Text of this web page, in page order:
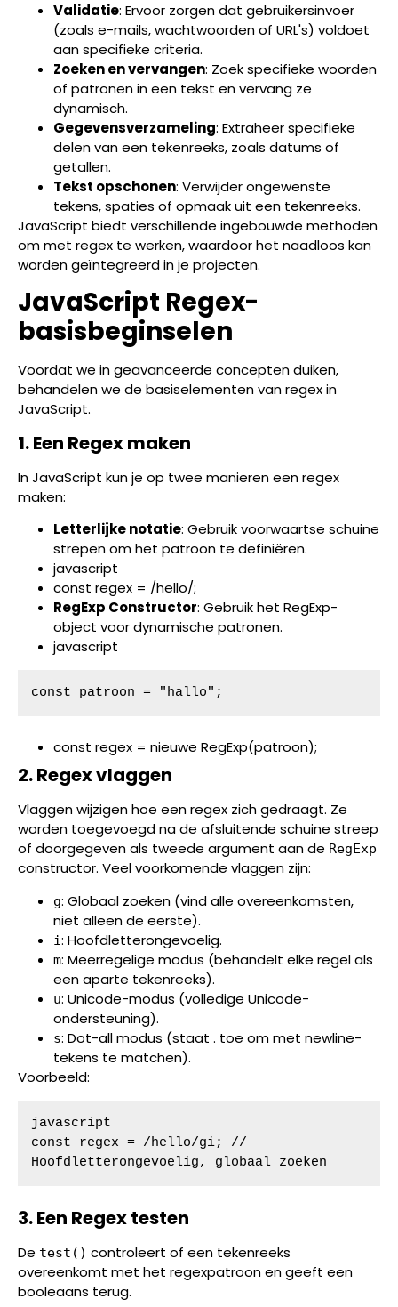
Validatie: Ervoor zorgen dat gebruikersinvoer
(zoals e-mails, wachtwoorden of URL's) voldoet
aan specifieke criteria.
Zoeken en vervangen: Zoek specifieke woorden
of patronen in een tekst en vervang ze
dynamisch.
Gegevensverzameling: Extraheer specifieke
delen van een tekenreeks, zoals datums of
getallen.
Tekst opschonen: Verwijder ongewenste
tekens, spaties of opmaak uit een tekenreeks.
JavaScript biedt verschillende ingebouwde methoden
om met regex te werken, waardoor het naadloos kan
worden geïntegreerd in je projecten.
JavaScript Regex-
basisbeginselen
Voordat we in geavanceerde concepten duiken,
behandelen we de basiselementen van regex in
JavaScript.
1. Een Regex maken
In JavaScript kun je op twee manieren een regex
maken:
Letterlijke notatie: Gebruik voorwaartse schuine
strepen om het patroon te definiëren.
javascript
const regex = /hello/;
RegExp Constructor: Gebruik het RegExp-
object voor dynamische patronen.
javascript
const patroon = "hallo";
const regex = nieuwe RegExp(patroon);
2. Regex vlaggen
Vlaggen wijzigen hoe een regex zich gedraagt. Ze
worden toegevoegd na de afsluitende schuine streep
of doorgegeven als tweede argument aan de RegExp
constructor. Veel voorkomende vlaggen zijn:
g: Globaal zoeken (vind alle overeenkomsten,
niet alleen de eerste).
i: Hoofdletterongevoelig.
m: Meerregelige modus (behandelt elke regel als
een aparte tekenreeks).
u: Unicode-modus (volledige Unicode-
ondersteuning).
s: Dot-all modus (staat . toe om met newline-
tekens te matchen).
Voorbeeld:
javascript
const regex = /hello/gi; //
Hoofdletterongevoelig, globaal zoeken
3. Een Regex testen
De test() controleert of een tekenreeks
overeenkomt met het regexpatroon en geeft een
booleaans terug.